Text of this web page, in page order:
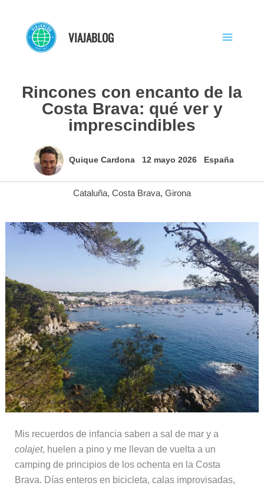
contenido
VIAJABLOG
Rincones con encanto de la
Costa Brava: qué ver y
imprescindibles
Quique Cardona 12 mayo 2026 España
Cataluña, Costa Brava, Girona
Mis recuerdos de infancia saben a sal de mar y a
colajet, huelen a pino y me llevan de vuelta a un
camping de principios de los ochenta en la Costa
Brava. Días enteros en bicicleta, calas improvisadas,